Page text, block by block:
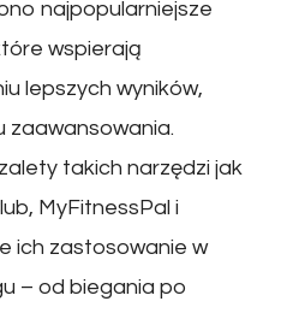
najpopularniejsze
wspierają
lepszych wyników,
zaawansowania.
takich narzędzi jak
MyFitnessPal i
ich zastosowanie w
– od biegania po